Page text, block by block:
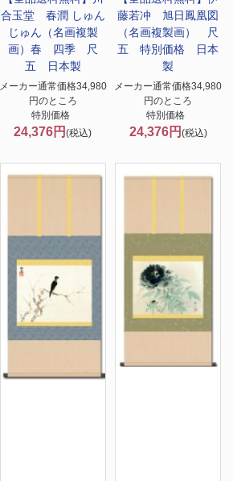
合玉堂 春潤 しゅん
じゅん（名画複製
画）春 四季 尺
五 日本製
メーカー通常価格34,980
円のところ
特別価格
24,376円(税込)
藤若冲 旭日鳳凰図
（名画複製画） 尺
五 特別価格 日本
製
メーカー通常価格34,980
円のところ
特別価格
24,376円 (税込)